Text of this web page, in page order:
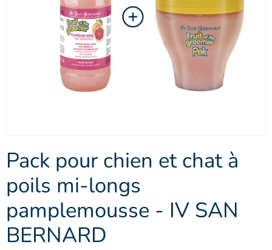
Pack pour chien et chat à
poils mi-longs
pamplemousse - IV SAN
BERNARD